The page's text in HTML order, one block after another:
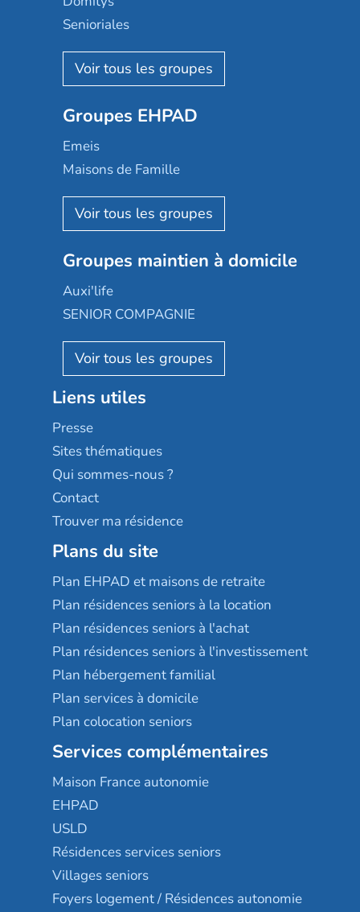
Senioriales
Nohée
Les Résidentiels
Mobicap
Domusvi
Happy Senior
Aquarelia
Nexity edenea
Les jardins d'Arcadie
Occitalia
Appartseniors
Reseda
Stella management
Les villages d'or
Sérénys
Résidences services Villa Médicis
Groupes EHPAD
Emeis
Maisons de Famille
Korian
Emera
Groupe SOS
Le Noble Âge
Almage
Résidalya
Groupe aplus
Groupes maintien à domicile
Auxi'life
SENIOR COMPAGNIE
AGE D'OR Services
Liens utiles
Presse
Sites thématiques
Qui sommes-nous ?
Contact
Trouver ma résidence
Plans du site
Plan EHPAD et maisons de retraite
Plan résidences seniors à la location
Plan résidences seniors à l'achat
Plan résidences seniors à l'investissement
Plan hébergement familial
Plan services à domicile
Plan colocation seniors
Services complémentaires
Maison France autonomie
EHPAD
USLD
Résidences services seniors
Villages seniors
Foyers logement / Résidences autonomie